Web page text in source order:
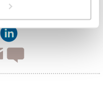
je potrebna prijava